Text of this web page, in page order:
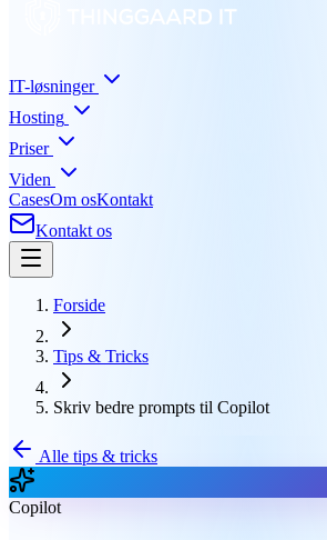
IT-løsninger
Hosting
Priser
Viden
CasesOm osKontakt
Kontakt os
Forside
Tips & Tricks
Skriv bedre prompts til Copilot
Alle tips & tricks
Copilot